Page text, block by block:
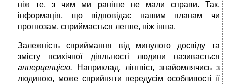
ніж те, з чим ми раніше не мали справи. Так,
інформація, що відповідає нашим планам чи
прогнозам, сприймається легше, ніж інша.
Залежність сприймання від минулого досвіду та
змісту психічної діяльності людини називається
апперцепцією.
Наприклад, лінгвіст, знайомлячись з
людиною, може сприйняти передусім особливості її